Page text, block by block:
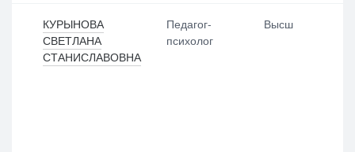
КУРЫНОВА
СВЕТЛАНА
СТАНИСЛАВОВНА
Педагог-
психолог
Высш